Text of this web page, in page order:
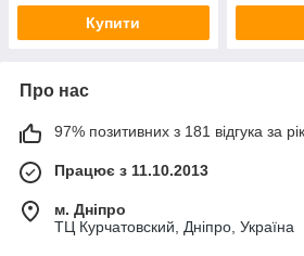
Купити
Про нас
97% позитивних з 181 відгука за рік
Працює з 11.10.2013
м. Дніпро
ТЦ Курчатовский, Дніпро, Україна